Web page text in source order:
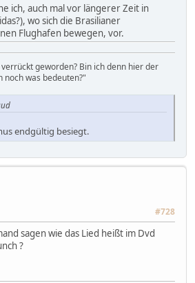
ich, auch mal vor längerer Zeit in
wo sich die Brasilianer
Flughafen bewegen, vor.
geworden? Bin ich denn hier der
noch was bedeuten?"
endgültig besiegt.
#728
sagen wie das Lied heißt im Dvd
?